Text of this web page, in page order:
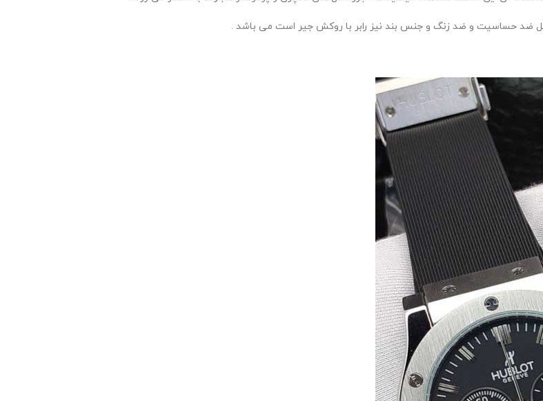
ضد حساسیت و ضد زنگ و جنس بند نیز رابر با روکش جیر است می باشد .